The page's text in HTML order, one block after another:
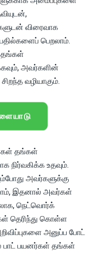
விரைவாக
பெறலாம்.
தங்கள்
அவர்களின்
வழியாகும்.
தங்கள்
நிர்வகிக்க உதவும்.
அவர்களுக்கு
இதனால் அவர்கள்
நெட்வொர்க்
தெரிந்து கொள்ள
அனுப்ப போட்
பாட் பயனர்கள் தங்கள்